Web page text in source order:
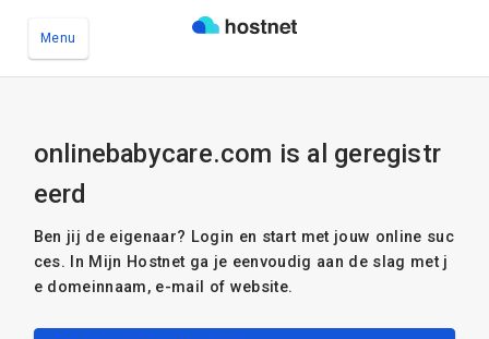
Menu
onlinebabycare.com is al geregistr
eerd
Ben jij de eigenaar? Login en start met jouw online suc
ces. In Mijn Hostnet ga je eenvoudig aan de slag met j
e domeinnaam, e-mail of website.